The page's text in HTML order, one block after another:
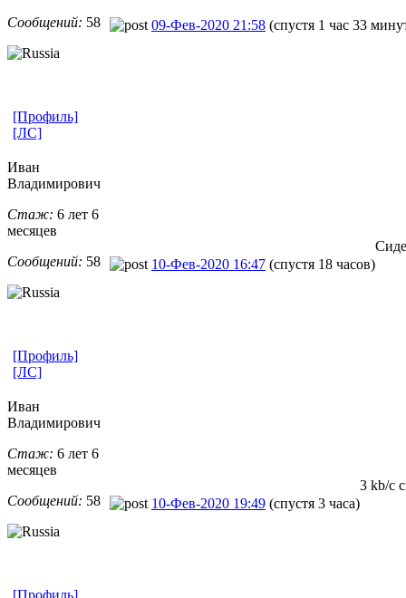
Сообщений: 58 09-Фев-2020 21:58 (спустя 1 час 33
[Профиль]
[ЛС]
Иван
Владимирович
Стаж: 6 лет 6
месяцев
Сообщений: 58 10-Фев-2020 16:47 (спустя 18 часов)
[Профиль]
[ЛС]
Иван
Владимирович
Стаж: 6 лет 6
месяцев
Сообщений: 58 10-Фев-2020 19:49 (спустя 3 часа)
3 kb/с
[Профиль]